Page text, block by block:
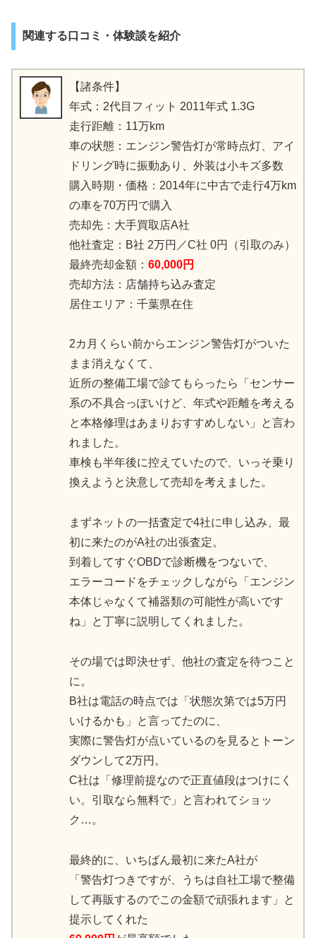
関連する口コミ・体験談を紹介
【諸条件】
年式：2代目フィット 2011年式 1.3G
走行距離：11万km
車の状態：エンジン警告灯が常時点灯、アイ
ドリング時に振動あり、外装は小キズ多数
購入時期・価格：2014年に中古で走行4万km
の車を70万円で購入
売却先：大手買取店A社
他社査定：B社 2万円／C社 0円（引取のみ）
最終売却金額： 60,000円
売却方法：店舗持ち込み査定
居住エリア：千葉県在住
2カ月くらい前からエンジン警告灯がついた
まま消えなくて、
近所の整備工場で診てもらったら「センサー
系の不具合っぽいけど、年式や距離を考える
と本格修理はあまりおすすめしない」と言わ
れました。
車検も半年後に控えていたので、いっそ乗り
換えようと決意して売却を考えました。
まずネットの一括査定で4社に申し込み、最
初に来たのがA社の出張査定。
到着してすぐOBDで診断機をつないで、
エラーコードをチェックしながら「エンジン
本体じゃなくて補器類の可能性が高いです
ね」と丁寧に説明してくれました。
その場では即決せず、他社の査定を待つこと
に。
B社は電話の時点では「状態次第では5万円
いけるかも」と言ってたのに、
実際に警告灯が点いているのを見るとトーン
ダウンして2万円。
C社は「修理前提なので正直値段はつけにく
い。引取なら無料で」と言われてショッ
ク…。
最終的に、いちばん最初に来たA社が
「警告灯つきですが、うちは自社工場で整備
して再販するのでこの金額で頑張れます」と
提示してくれた